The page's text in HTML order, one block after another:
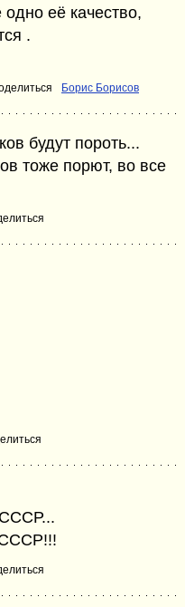
её качество,
.
Борис Борисов
будут пороть...
тоже порют, во все